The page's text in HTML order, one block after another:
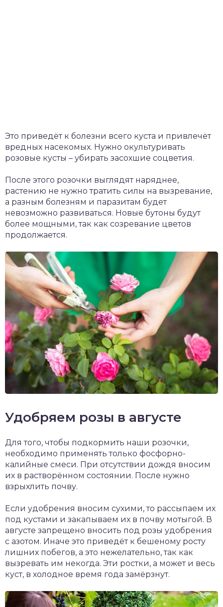
Это приведёт к болезни всего куста и привлечёт
вредных насекомых. Нужно окультуривать
розовые кусты – убирать засохшие соцветия.
После этого розочки выглядят наряднее,
растению не нужно тратить силы на вызревание,
а разным болезням и паразитам будет
невозможно развиваться. Новые бутоны будут
более мощными, так как созревание цветов
продолжается.
Удобряем розы в августе
Для того, чтобы подкормить наши розочки,
необходимо применять только фосфорно-
калийные смеси. При отсутствии дождя вносим
их в растворённом состоянии. После нужно
взрыхлить почву.
Если удобрения вносим сухими, то рассыпаем их
под кустами и закапываем их в почву мотыгой. В
августе запрещено вносить под розы удобрения
с азотом. Иначе это приведёт к бешеному росту
лишних побегов, а это нежелательно, так как
вызревать им некогда. Эти ростки, а может и весь
куст, в холодное время года замёрзнут.